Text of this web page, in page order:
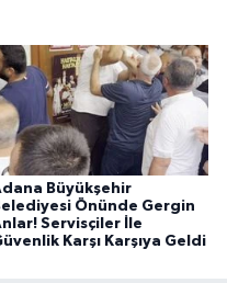
Büyükşehir
Önünde Gergin
Servisçiler İle
Karşı Karşıya Geldi